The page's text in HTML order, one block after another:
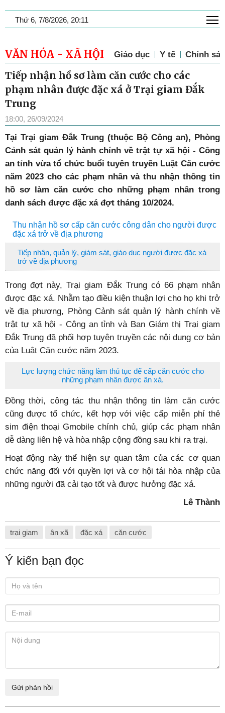
Thứ 6, 7/8/2026, 20:11
VĂN HÓA - XÃ HỘI Giáo dục Y tế Chính
Tiếp nhận hồ sơ làm căn cước cho các
phạm nhân được đặc xá ở Trại giam Đắk
Trung
18:00, 26/09/2024
Tại Trại giam Đắk Trung (thuộc Bộ Công an), Phòng
Cảnh sát quản lý hành chính về trật tự xã hội - Công
an tỉnh vừa tổ chức buổi tuyên truyền Luật Căn cước
năm 2023 cho các phạm nhân và thu nhận thông tin
hồ sơ làm căn cước cho những phạm nhân trong
danh sách được đặc xá đợt tháng 10/2024.
Thu nhận hồ sơ cấp căn cước công dân cho người được
đặc xá trở về địa phương
Tiếp nhận, quản lý, giám sát, giáo dục người được đặc xá
trở về địa phương
Trong đợt này, Trại giam Đắk Trung có 66 phạm nhân
được đặc xá. Nhằm tạo điều kiện thuận lợi cho họ khi trở
về địa phương, Phòng Cảnh sát quản lý hành chính về
trật tự xã hội - Công an tỉnh và Ban Giám thị Trại giam
Đắk Trung đã phối hợp tuyên truyền các nội dung cơ bản
của Luật Căn cước năm 2023.
Lực lượng chức năng làm thủ tục để cấp căn cước cho
những phạm nhân được ân xá.
Đồng thời, công tác thu nhận thông tin làm căn cước
cũng được tổ chức, kết hợp với việc cấp miễn phí thẻ
sim điện thoại Gmobile chính chủ, giúp các phạm nhân
dễ dàng liên hệ và hòa nhập cộng đồng sau khi ra trại.
Hoạt động này thể hiện sự quan tâm của các cơ quan
chức năng đối với quyền lợi và cơ hội tái hòa nhập của
những người đã cải tạo tốt và được hưởng đặc xá.
Lê Thành
trại giam ân xã đặc xá căn cước
Ý kiến bạn đọc